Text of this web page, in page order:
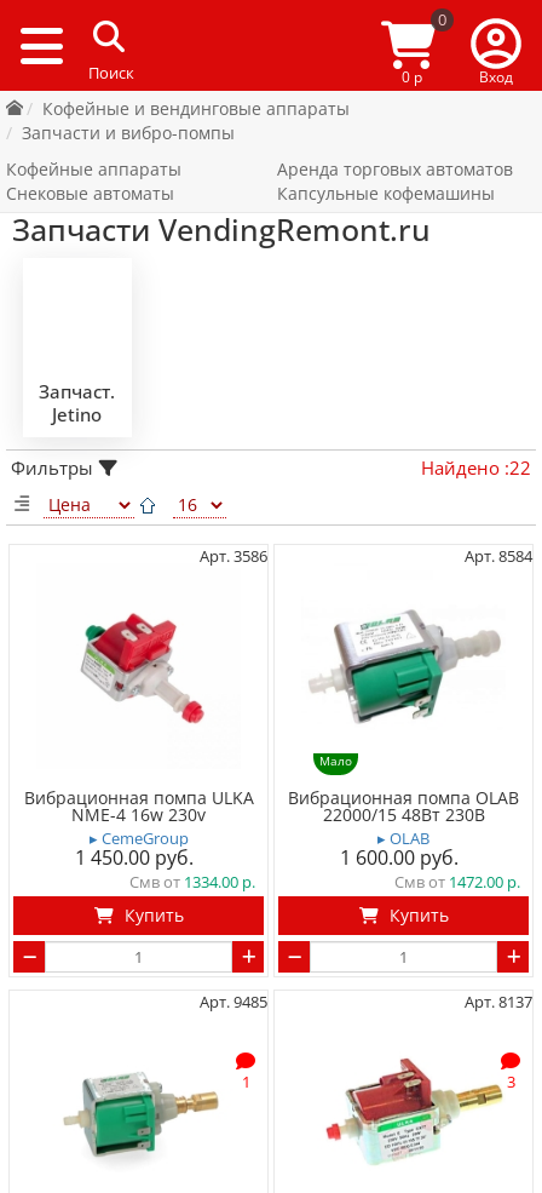
0
0 р Вход
Кофейные и вендинговые аппараты
Запчасти и вибро-помпы
Кофейные аппараты
Аренда торговых автоматов
Снековые автоматы
Капсульные кофемашины
Запчасти VendingRemont.ru
Запчаст.
Jetino
Фильтры Найдено :22
Арт. 3586
Вибрационная помпа ULKA
NME-4 16w 230v
▸ CemeGroup
1 450.00
Смв от 1334.00
Купить
Арт. 8584
Мало
Вибрационная помпа OLAB
22000/15 48Вт 230В
▸ OLAB
1 600.00
Смв от 1472.00
Купить
Арт. 9485
1
Арт. 8137
3